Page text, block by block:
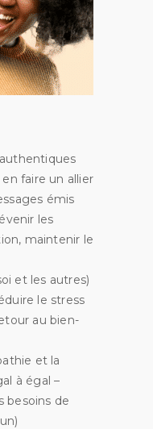
faire un allier
émis
les
maintenir le
et les autres)
le stress
au bien-
et la
à égal –
besoins de